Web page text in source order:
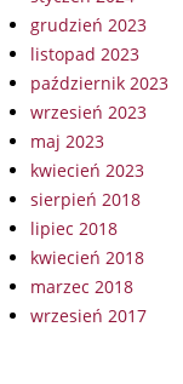
grudzień 2023
listopad 2023
październik 2023
wrzesień 2023
maj 2023
kwiecień 2023
sierpień 2018
lipiec 2018
kwiecień 2018
marzec 2018
wrzesień 2017